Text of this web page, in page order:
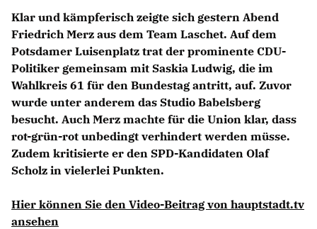
Klar und kämpferisch zeigte sich gestern Abend
Friedrich Merz aus dem Team Laschet. Auf dem
Potsdamer Luisenplatz trat der prominente CDU-
Politiker gemeinsam mit Saskia Ludwig, die im
Wahlkreis 61 für den Bundestag antritt, auf. Zuvor
wurde unter anderem das Studio Babelsberg
besucht. Auch Merz machte für die Union klar, dass
rot-grün-rot unbedingt verhindert werden müsse.
Zudem kritisierte er den SPD-Kandidaten Olaf
Scholz in vielerlei Punkten.
Hier können Sie den Video-Beitrag von hauptstadt.tv
ansehen